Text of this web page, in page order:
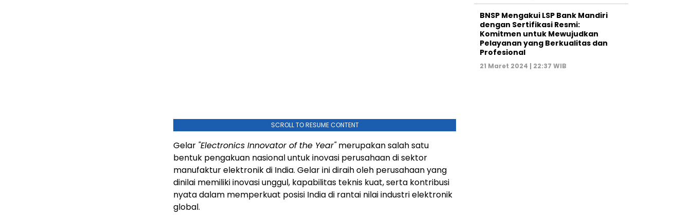
SCROLL TO RESUME CONTENT
Gelar "Electronics Innovator of the Year"merupakan salah satu
bentuk pengakuan nasional untuk inovasi perusahaan di sektor
manufaktur elektronik di India. Gelar ini diraih oleh perusahaan yang
dinilai memiliki inovasi unggul, kapabilitas teknis kuat, serta kontribusi
nyata dalam memperkuat posisi India di rantai nilai industri elektronik
global.
BNSP Mengakui LSP Bank Mandiri
dengan Sertifikasi Resmi:
Komitmen untuk Mewujudkan
Pelayanan yang Berkualitas dan
Profesional
21 Maret 2024 | 22:37 WIB